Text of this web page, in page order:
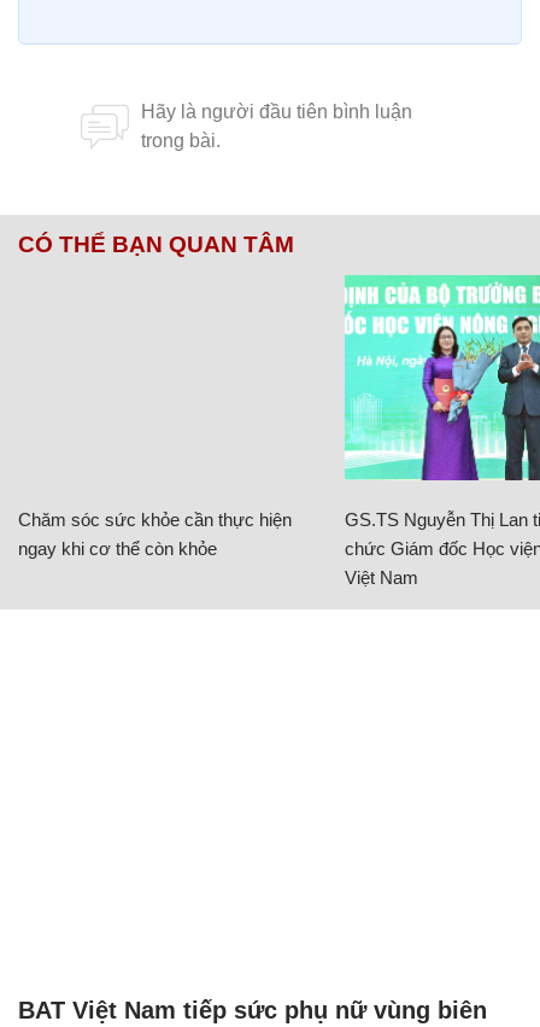
CÓ THỂ BẠN QUAN TÂM
Chăm sóc sức khỏe cần thực hiện
ngay khi cơ thể còn khỏe
GS.TS Nguyễn Thị Lan
chức Giám đốc Học
Việt Nam
BAT Việt Nam tiếp sức phụ nữ vùng biên